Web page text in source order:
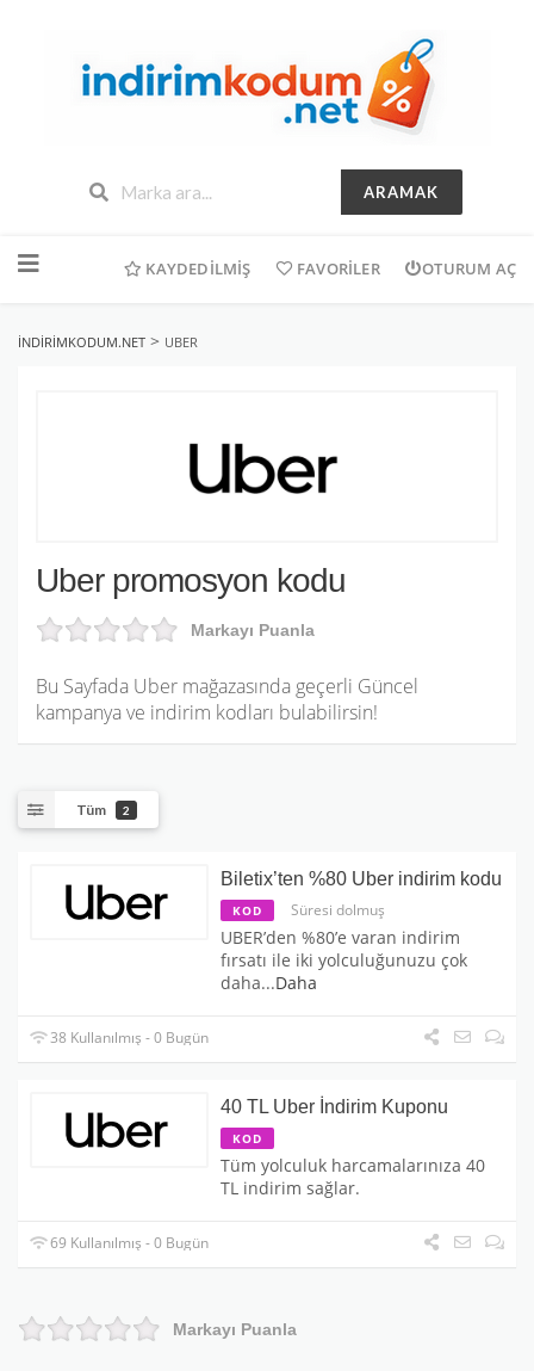
ARAMAK
geç
KAYDEDILMIŞ FAVORILER OTURUM AÇ
INDIRIMKODUM.NET > UBER
Uber promosyon kodu
Markayı Puanla
Bu Sayfada Uber mağazasında geçerli Güncel
kampanya ve indirim kodları bulabilirsin!
Tüm 2
Biletix’ten %80 Uber indirim kodu
KOD Süresi dolmuş
UBER’den %80’e varan indirim
fırsatı ile iki yolculuğunuzu çok
daha...Daha
38 Kullanılmış - 0 Bugün
40 TL Uber İndirim Kuponu
KOD
Tüm yolculuk harcamalarınıza 40
TL indirim sağlar.
69 Kullanılmış - 0 Bugün
Markayı Puanla